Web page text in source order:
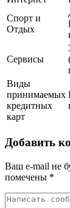
Спорт и
Отдых
Сервисы
Виды
принимаемых
кредитных
карт
Добавить
Ваш e-mail не
помечены *